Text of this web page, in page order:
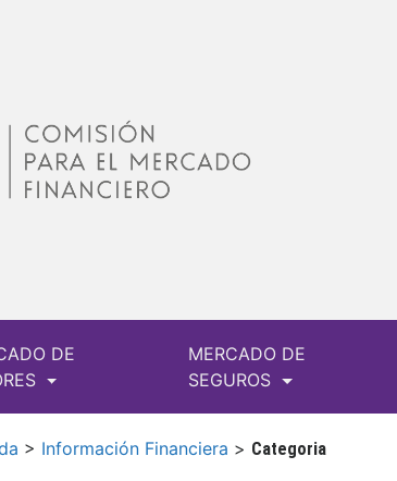
DE
MERCADO DE
SEGUROS
> Información Financiera > Categoria